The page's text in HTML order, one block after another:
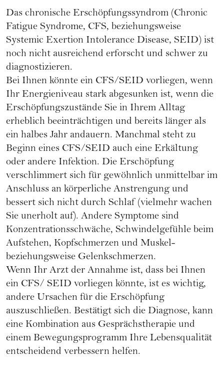
Das chronische Erschöpfungssyndrom (Chronic
Fatigue Syndrome, CFS, beziehungsweise
Systemic Exertion Intolerance Disease, SEID) ist
noch nicht ausreichend erforscht und schwer zu
diagnostizieren.
Bei Ihnen könnte ein CFS/SEID vorliegen, wenn
Ihr Energieniveau stark abgesunken ist, wenn die
Erschöpfungszustände Sie in Ihrem Alltag
erheblich beeinträchtigen und bereits länger als
ein halbes Jahr andauern. Manchmal steht zu
Beginn eines CFS/SEID auch eine Erkältung
oder andere Infektion. Die Erschöpfung
verschlimmert sich für gewöhnlich unmittelbar im
Anschluss an körperliche Anstrengung und
bessert sich nicht durch Schlaf (vielmehr wachen
Sie unerholt auf). Andere Symptome sind
Konzentrationsschwäche, Schwindelgefühle beim
Aufstehen, Kopfschmerzen und Muskel-
beziehungsweise Gelenkschmerzen.
Wenn Ihr Arzt der Annahme ist, dass bei Ihnen
ein CFS/ SEID vorliegen könnte, ist es wichtig,
andere Ursachen für die Erschöpfung
auszuschließen. Bestätigt sich die Diagnose, kann
eine Kombination aus Gesprächstherapie und
einem Bewegungsprogramm Ihre Lebensqualität
entscheidend verbessern helfen.